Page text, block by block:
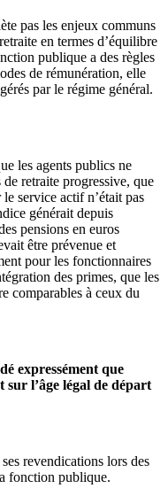
pas les enjeux communs
en termes d’équilibre
publique a des règles
de rémunération, elle
par le régime général.
les agents publics ne
retraite progressive, que
service actif n’était pas
générait depuis
pensions en euros
être prévenue et
pour les fonctionnaires
des primes, que les
comparables à ceux du
expressément que
sur l’âge légal de départ
revendications lors des
fonction publique.